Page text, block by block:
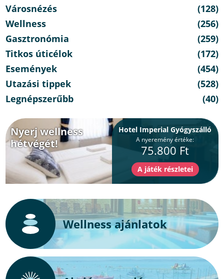
Városnézés
(128)
Wellness
(256)
Gasztronómia
(259)
Titkos úticélok
(172)
Események
(454)
Utazási tippek
(528)
Legnépszerűbb
(40)
Nyerj wellness
hétvégét!
Hotel Imperial Gyógyszálló
A nyeremény értéke:
75.800 Ft
Wellness ajánlatok